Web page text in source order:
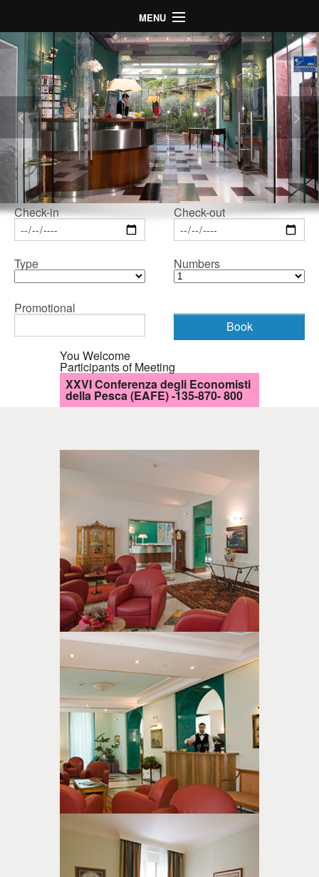
MENU
Главная
Отель
Номера
Расположение
Галерея
Предложения
LogIn
Language
Check-in Check-out
Type Numbers
Promotional
You Welcome
Participants of Meeting
XXVI Conferenza degli Economisti
della Pesca (EAFE) -135-870- 800